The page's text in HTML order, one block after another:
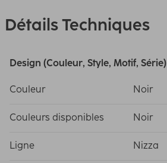
Détails Techniques
Design (Couleur, Style, Motif, Série)
Couleur Noir
Couleurs disponibles Noir
Ligne Nizza